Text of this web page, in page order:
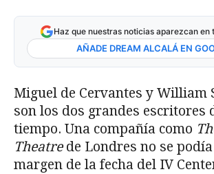
Haz que nuestras noticias aparezcan en
AÑADE DREAM ALCALÁ EN
Miguel de Cervantes y William
son los dos grandes escritores
tiempo. Una compañía como
Theatrede Londres no se
margen de la fecha del IV